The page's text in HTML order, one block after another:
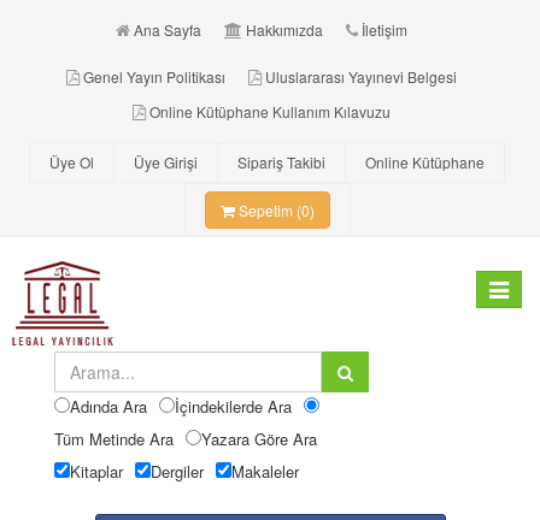
Ana Sayfa Hakkımızda İletişim
Genel Yayın Politikası
Uluslararası Yayınevi Belgesi
Online Kütüphane Kullanım Kılavuzu
Üye Ol Üye Girişi Sipariş Takibi Online Kütüphane
Sepetim (0)
Toggle
Adında Ara
İçindekilerde Ara
Tüm Metinde Ara
Yazara Göre Ara
Kitaplar
Dergiler Makaleler